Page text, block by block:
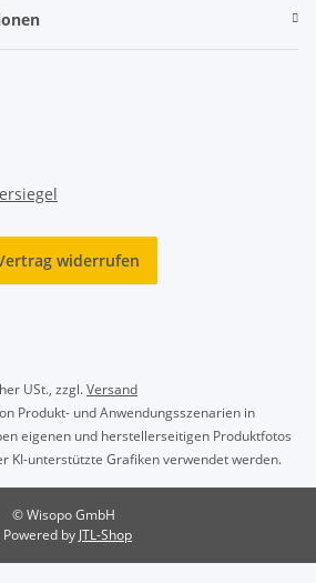
widerrufen
USt., zzgl.Versand
Produkt- und Anwendungsszenarien in
eigenen und herstellerseitigen Produktfotos
KI-unterstützte Grafiken verwendet werden.
© Wisopo GmbH
Powered by JTL-Shop